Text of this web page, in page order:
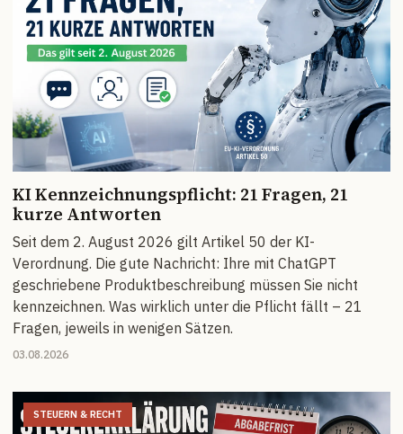
KI Kennzeichnungspflicht: 21 Fragen, 21
kurze Antworten
Seit dem 2. August 2026 gilt Artikel 50 der KI-
Verordnung. Die gute Nachricht: Ihre mit ChatGPT
geschriebene Produktbeschreibung müssen Sie nicht
kennzeichnen. Was wirklich unter die Pflicht fällt – 21
Fragen, jeweils in wenigen Sätzen.
03.08.2026
STEUERN & RECHT